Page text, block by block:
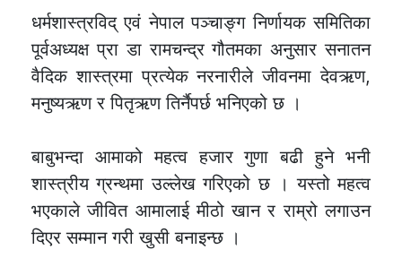
धर्मशास्त्रविद् एवं नेपाल पञ्चाङ्ग निर्णायक समितिका
पूर्वअध्यक्ष प्रा डा रामचन्द्र गौतमका अनुसार सनातन
वैदिक शास्त्रमा प्रत्येक नरनारीले जीवनमा देवऋण,
मनुष्यऋण र पितृऋण तिर्नैपर्छ भनिएको छ ।
बाबुभन्दा आमाको महत्व हजार गुणा बढी हुने भनी
शास्त्रीय ग्रन्थमा उल्लेख गरिएको छ । यस्तो महत्व
भएकाले जीवित आमालाई मीठो खान र राम्रो लगाउन
दिएर सम्मान गरी खुसी बनाइन्छ ।